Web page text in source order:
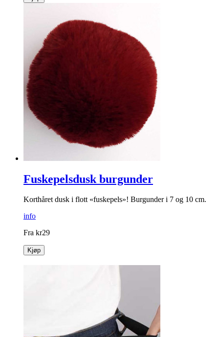
Fuskepelsdusk burgunder
Korthåret dusk i flott «fuskepels»! Burgunder i 7 og 10 cm.
info
Fra kr29
Kjøp